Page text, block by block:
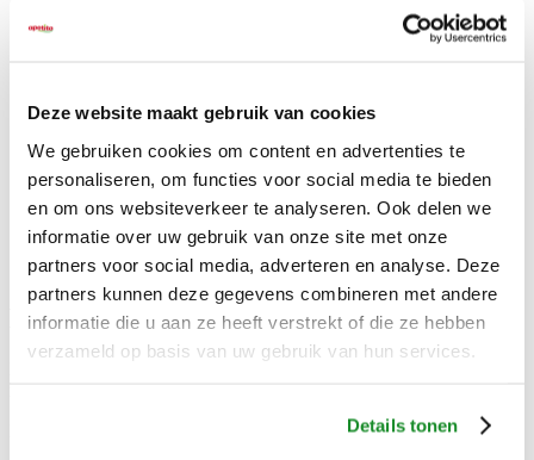
Deze website maakt gebruik van cookies
We gebruiken cookies om content en advertenties te
personaliseren, om functies voor social media te bieden
en om ons websiteverkeer te analyseren. Ook delen we
informatie over uw gebruik van onze site met onze
partners voor social media, adverteren en analyse. Deze
partners kunnen deze gegevens combineren met andere
informatie die u aan ze heeft verstrekt of die ze hebben
verzameld op basis van uw gebruik van hun services.
Details tonen
Vernieuwd assortiment JuniorVita en Multi Plus
Klantcase: Kinderdagverblijf Bij Ons
Nieuwe webshop voor particulieren
Babyvoeding
Nieuwe IDDSI-maaltijden van winVitalis
Bedankt voor uw aanvraag